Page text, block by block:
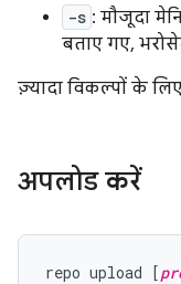
-s : मौजूदा
बताए गए,
ज़्यादा विकल्पों के
अपलोड करें
repo upload [